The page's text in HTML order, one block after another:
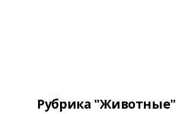
Рубрика "Животные"